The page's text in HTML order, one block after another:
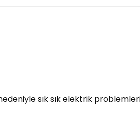
sık sık elektrik